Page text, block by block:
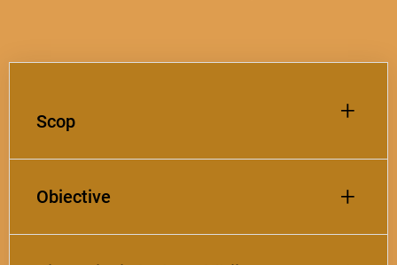
Scop +
Consolidarea deprinderilor artistico-plastice
reprezentând un vulcan, utilizând linia ca
Obiective +